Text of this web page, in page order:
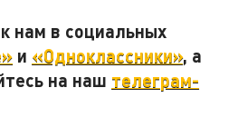
нам в социальных
и «Одноклассники», а
на наш телеграм-